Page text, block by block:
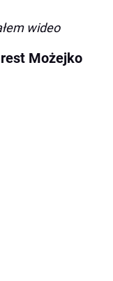
wideo
Możejko